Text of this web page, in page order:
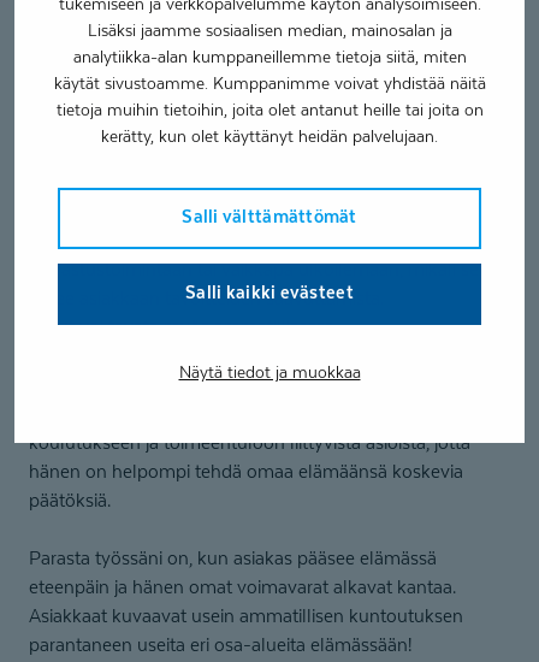
Lisäksi jaamme sosiaalisen median, mainosalan ja
analytiikka-alan kumppaneillemme tietoja siitä, miten
käytät sivustoamme. Kumppanimme voivat yhdistää näitä
tietoja muihin tietoihin, joita olet antanut heille tai joita on
kerätty, kun olet käyttänyt heidän palvelujaan.
Salli välttämättömät
Salli kaikki evästeet
Näytä tiedot ja muokkaa
Olen kerryttänyt ammattitaitoani tehden useita eri
ammatillisen kuntoutuksen palveluita sekä toimin tiiviisti
yhteistyössä moniammatillisen tiimin, eri verkostotahojen
sekä työnantajien kanssa.
Taito-kuntoutuksessa suunnittelen tapaamisten sisällön
asiakkaan toiveista ja tarpeista lähtöisin. Voimme
harrastustoimintaan tai vaikkapa ulkoilemaan, mikäli se
tukee asiakkaan tavoitteiden saavuttamista.
Minut voi tavata myös ammatillisessa
asiantuntijan roolissa. Annan asiakkaalle mahdollisimman
koulutukseen ja toimeentuloon liittyvistä asioista, jotta
hänen on helpompi tehdä omaa elämäänsä koskevia
päätöksiä.
Parasta työssäni on, kun asiakas pääsee elämässä
eteenpäin ja hänen omat voimavarat alkavat kantaa.
Asiakkaat kuvaavat usein ammatillisen kuntoutuksen
parantaneen useita eri osa-alueita elämässään!